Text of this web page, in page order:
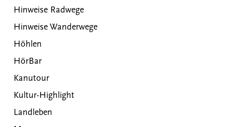
Hinweise Radwege
Hinweise Wanderwege
Höhlen
HörBar
Kanutour
Kultur-Highlight
Landleben